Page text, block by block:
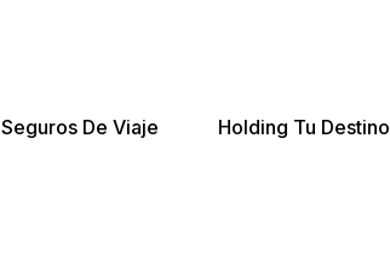
Seguros De Viaje Holding Tu Destino